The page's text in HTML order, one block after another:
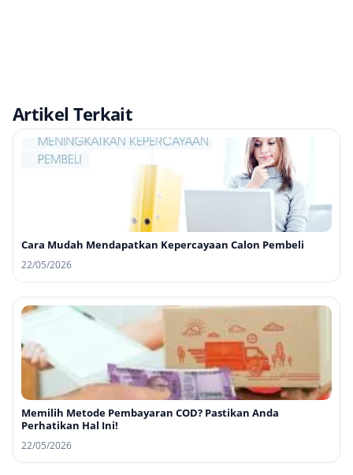
Artikel Terkait
Cara Mudah Mendapatkan Kepercayaan Calon Pembeli
22/05/2026
Memilih Metode Pembayaran COD? Pastikan Anda
Perhatikan Hal Ini!
22/05/2026